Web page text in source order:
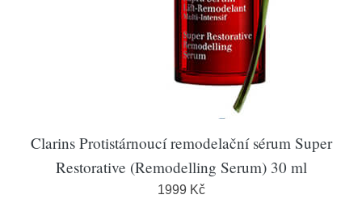
Clarins Protistárnoucí remodelační sérum Super
Restorative (Remodelling Serum) 30 ml
1999 Kč